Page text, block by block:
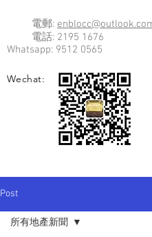
電郵:
電話: 2195 1676
Whatsapp: 9512 0565
Wechat:
Post
所有地產新聞